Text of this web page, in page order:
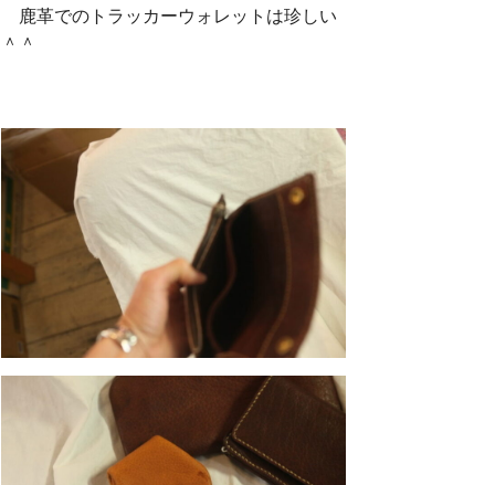
鹿革でのトラッカーウォレットは珍しい
＾＾